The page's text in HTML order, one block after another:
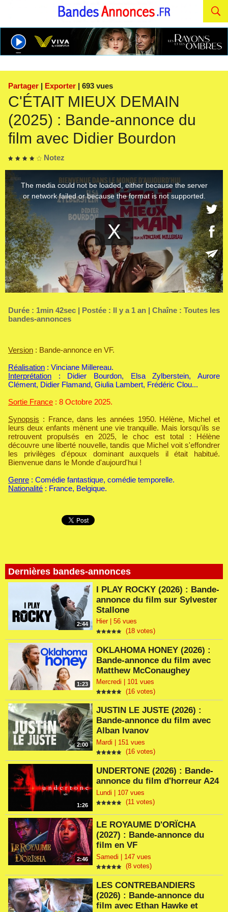
Partager | Exporter | 693 vues
C'ÉTAIT MIEUX DEMAIN
(2025) : Bande-annonce du
film avec Didier Bourdon
Notez
Dernières bandes-annonces
2:44
I PLAY ROCKY (2026) : Bande-
annonce du film sur Sylvester
Stallone
Hier | 56 vues
(18 votes)
1:23
OKLAHOMA HONEY (2026) :
Bande-annonce du film avec
Matthew McConaughey
Mercredi | 101 vues
(16 votes)
2:00
JUSTIN LE JUSTE (2026) :
Bande-annonce du film avec
Alban Ivanov
Mardi | 151 vues
(16 votes)
1:26
UNDERTONE (2026) : Bande-
annonce du film d'horreur A24
Lundi | 107 vues
(11 votes)
2:46
LE ROYAUME D'ORÏCHA
(2027) : Bande-annonce du
film en VF
Samedi | 147 vues
(8 votes)
LES CONTREBANDIERS
(2026) : Bande-annonce du
film avec Ethan Hawke et
Durée : 1min 42sec | Postée : Il y a 1 an | Chaîne : Toutes les
bandes-annonces
Version : Bande-annonce en VF.
Réalisation : Vinciane Millereau.
Interprétation : Didier Bourdon, Elsa Zylberstein, Aurore
Clément, Didier Flamand, Giulia Lambert, Frédéric Clou...
Sortie France : 8 Octobre 2025.
Synopsis : France, dans les années 1950. Hélène, Michel et
leurs deux enfants mènent une vie tranquille. Mais lorsqu'ils se
retrouvent propulsés en 2025, le choc est total : Hélène
découvre une liberté nouvelle, tandis que Michel voit s'effondrer
les privilèges d'époux dominant auxquels il était habitué.
Bienvenue dans le Monde d'aujourd'hui !
Genre : Comédie fantastique, comédie temporelle.
Nationalité : France, Belgique.